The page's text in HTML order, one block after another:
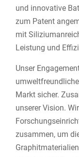
und innovative
zum Patent
mit
Leistung und
Unser
Markt sicher.
unserer Vision.
zusammen, um